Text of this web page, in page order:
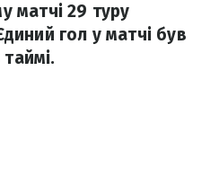
матчі 29 туру
гол у матчі був